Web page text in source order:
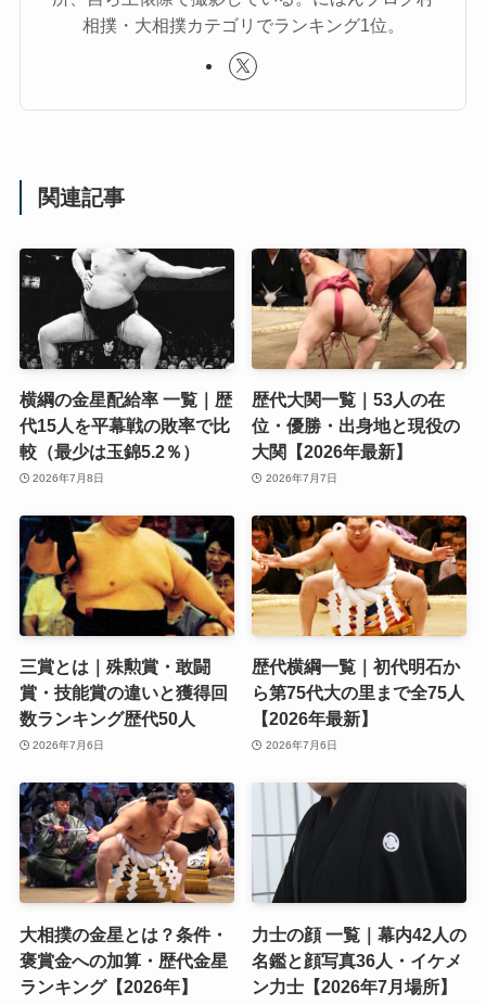
相撲・大相撲カテゴリでランキング1位。
関連記事
横綱の金星配給率 一覧｜歴
代15人を平幕戦の敗率で比
較（最少は玉錦5.2％）
2026年7月8日
歴代大関一覧｜53人の在
位・優勝・出身地と現役の
大関【2026年最新】
2026年7月7日
三賞とは｜殊勲賞・敢闘
賞・技能賞の違いと獲得回
数ランキング歴代50人
2026年7月6日
歴代横綱一覧｜初代明石か
ら第75代大の里まで全75人
【2026年最新】
2026年7月6日
大相撲の金星とは？条件・
褒賞金への加算・歴代金星
ランキング【2026年】
力士の顔 一覧｜幕内42人の
名鑑と顔写真36人・イケメ
ン力士【2026年7月場所】